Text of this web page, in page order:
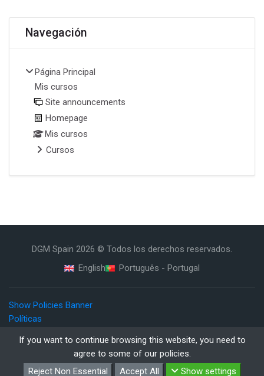
Navegación
Página Principal
Mis cursos
Site announcements
Homepage
Mis cursos
Cursos
DGM Spain 2026 © Todos los derechos reservados.
English
Português - Portugal
If you want to continue browsing this website, you need to
agree to some of our policies.
Reject Non Essential
Accept All Show settings
Show Policies Banner
Políticas
Descargar la app para dispositivos móviles
Cambiar al tema estándar